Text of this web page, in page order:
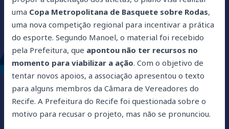
uma Copa Metropolitana de Basquete sobre Rodas,
uma nova competição regional para incentivar a prática
do esporte. Segundo Manoel, o material foi recebido
pela Prefeitura, que apontou não ter recursos no
momento para viabilizar a ação. Com o objetivo de
tentar novos apoios, a associação apresentou o texto
para alguns membros da Câmara de Vereadores do
Recife. A Prefeitura do Recife foi questionada sobre o
motivo para recusar o projeto, mas não se pronunciou.